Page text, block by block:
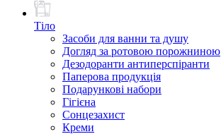
Тіло
Засоби для ванни та душу
Догляд за ротовою порожниною
Дезодоранти антиперспіранти
Паперова продукція
Подарункові набори
Гігієна
Сонцезахист
Креми